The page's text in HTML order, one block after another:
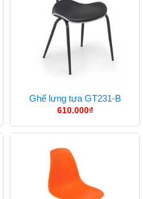
Ghế lưng tựa GT231-B
610.000₫